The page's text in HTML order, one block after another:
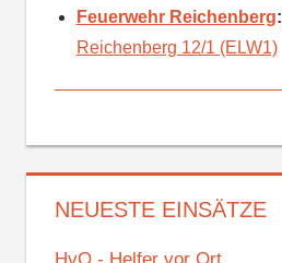
Feuerwehr Reichenberg:
Reichenberg 12/1 (ELW1)
NEUESTE EINSÄTZE